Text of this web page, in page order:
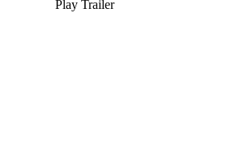
Play Trailer